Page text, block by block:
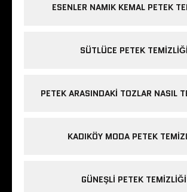
ESENLER NAMIK KEMAL PETEK
SÜTLÜCE PETEK TEMIZLIĞI
PETEK ARASINDAKI TOZLAR NASIL
KADIKÖY MODA PETEK
GÜNEŞLI PETEK TEMIZLIĞI